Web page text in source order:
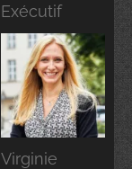
Exécutif
Virginie